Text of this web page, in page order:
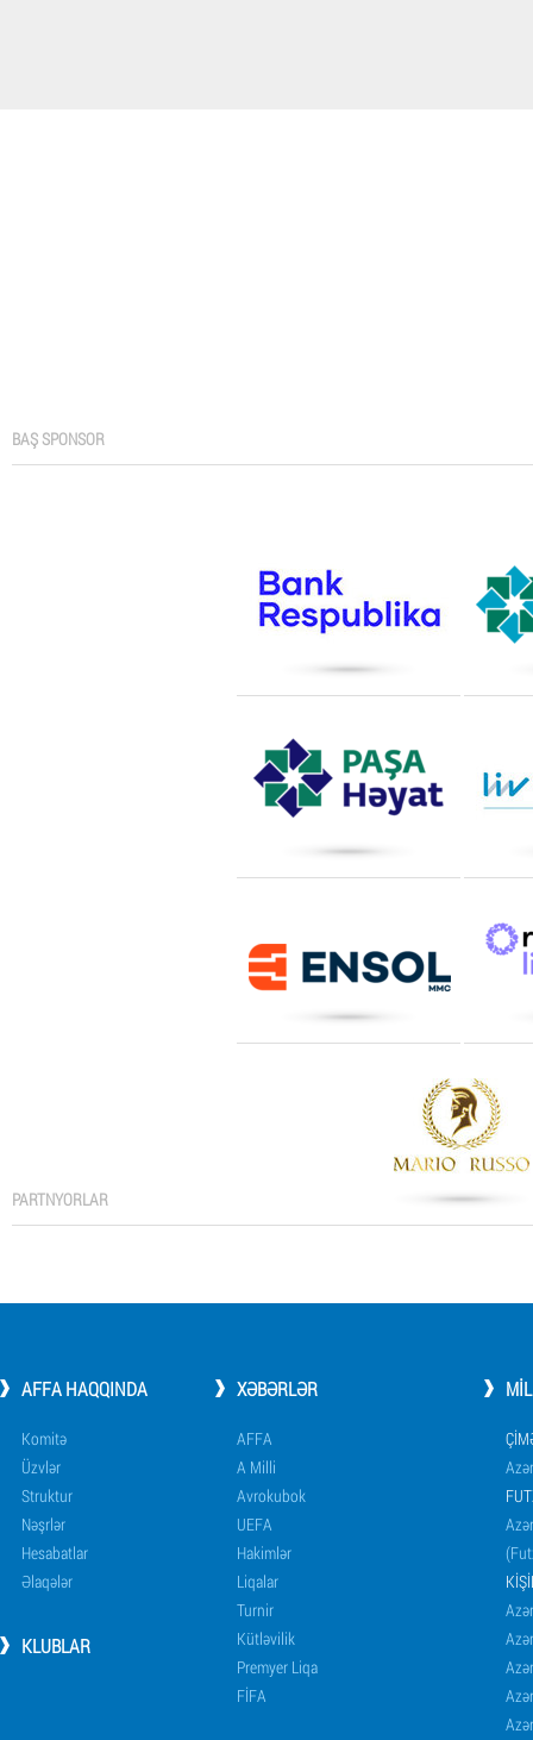
BAŞ SPONSOR
PARTNYORLAR
AFFA HAQQINDA
Komitə
Üzvlər
Struktur
Nəşrlər
Hesabatlar
Əlaqələr
KLUBLAR
XƏBƏRLƏR
AFFA
A Milli
Avrokubok
UEFA
Hakimlər
Liqalar
Turnir
Kütləvilik
Premyer Liqa
FİFA